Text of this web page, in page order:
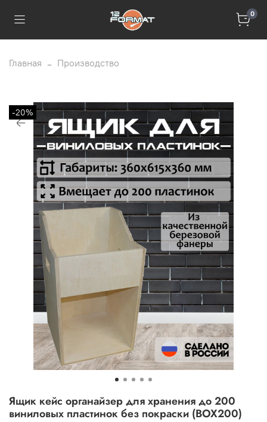
0
Главная Производство
-20%
Ящик кейс органайзер для хранения до 200
виниловых пластинок без покраски (BOX200)